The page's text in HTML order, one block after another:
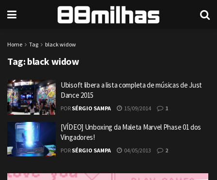
Home Tag black widow
Tag: black widow
Ubisoft libera a lista completa de músicas de Just
Dance 2015
POR SÉRGIO SAMPA 15/09/2014 1
[VÍDEO] Unboxing da Maleta Marvel Phase 01 dos
Vingadores!
POR SÉRGIO SAMPA 04/05/2013 2